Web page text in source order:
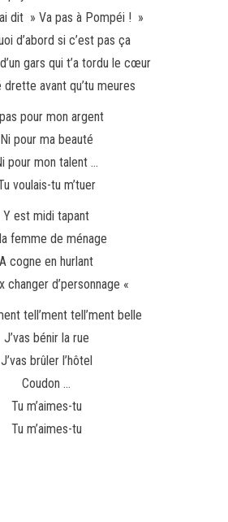
dit » Va pas à Pompéi ! »
d’abord si c’est pas ça
d’un gars qui t’a tordu le cœur
drette avant qu’tu meures
pour mon argent
Ni pour ma beauté
pour mon talent …
voulais-tu m’tuer
Y est midi tapant
femme de ménage
A cogne en hurlant
changer d’personnage «
tell’ment tell’ment belle
J’vas bénir la rue
J’vas brûler l’hôtel
Coudon …
Tu m’aimes-tu
Tu m’aimes-tu